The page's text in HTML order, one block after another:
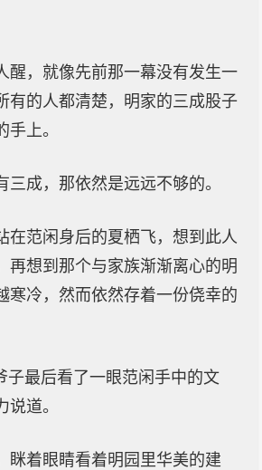
醒，就像先前那一幕没有发生一
有的人都清楚，明家的三成股子
手上。
三成，那依然是远远不够的。
在范闲身后的夏栖飞，想到此人
再想到那个与家族渐渐离心的明
寒冷，然而依然存着一份侥幸的
子最后看了一眼范闲手中的文
道。
眯着眼睛看着明园里华美的建